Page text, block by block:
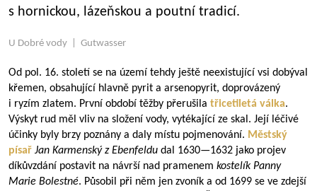
s hornickou, lázeňskou a poutní tradicí.
U Dobré vody | Gutwasser
Od pol. 16. století se na území tehdy ještě neexistující vsi dobýval
křemen, obsahující hlavně pyrit a arsenopyrit, doprovázený
i ryzím zlatem. První období těžby přerušila třicetiletá válka.
Výskyt rud měl vliv na složení vody, vytékající ze skal. Její léčivé
účinky byly brzy poznány a daly místu pojmenování. Městský
písař Jan Karmenský z Ebenfeldu dal 1630—1632 jako projev
díkůvzdání postavit na návrší nad pramenem kostelík Panny
Marie Bolestné. Působil při něm jen zvoník a od 1699 se ve zdejší